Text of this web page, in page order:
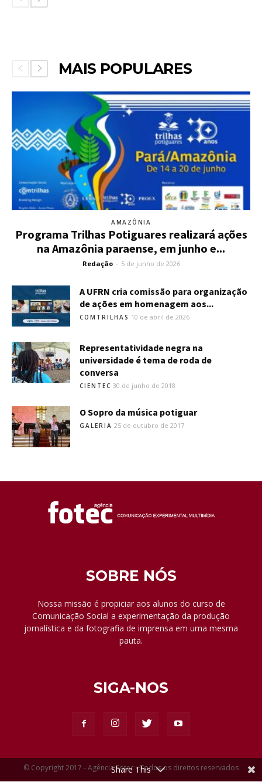
MAIS POPULARES
AMAZÔNIA
Programa Trilhas Potiguares realizará ações
na Amazônia paraense, em junho e...
Redação - 5 de junho de 2026
A UFRN cria comissão para organização
de ações em homenagem aos...
COMTRILHAS 10 de abril de 2026
Representatividade negra na
universidade é tema de roda de
conversa
CIENTEC 30 de junho de 2018
O Sopro da música potiguar
GALERIA 25 de outubro de 2017
SOBRE NÓS
Nossa missão é propiciar aos alunos do curso de
Comunicação Social a experimentação da produção
jornalística e da fotografia de imprensa em uma mesma
pauta.
SIGA-NOS
© Copyright 2017 - Agência Fotec - Todos os direitos reservados
Share This